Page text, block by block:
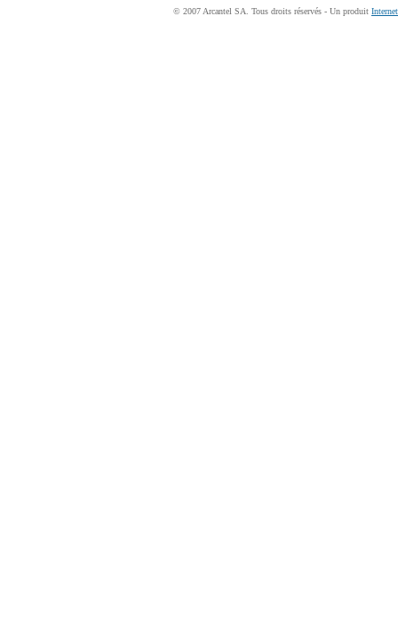
© 2007 Arcantel SA. Tous droits réservés - Un produit